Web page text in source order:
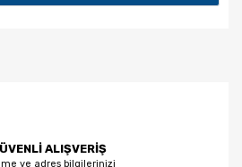
ALIŞVERİŞ
ve adres bilgilerinizi